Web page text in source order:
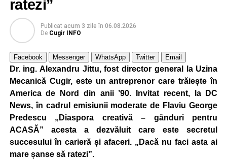
ratezi”
Publicat acum 3 zile în 06.08.2026
De Cugir INFO
Facebook Messenger WhatsApp Twitter Email
Dr. ing. Alexandru Jittu, fost director general la Uzina
Mecanică Cugir, este un antreprenor care trăiește în
America de Nord din anii ’90. Invitat recent, la DC
News, în cadrul emisiunii moderate de Flaviu George
Predescu „Diaspora creativă – gânduri pentru
ACASĂ” acesta a dezvăluit care este secretul
succesului în carieră și afaceri. „Dacă nu faci asta ai
mare șanse să ratezi”.